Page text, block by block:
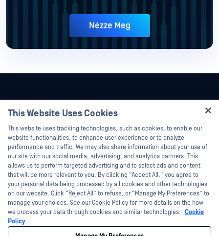
Nézze Meg
©2026 OPSWAT . Minden jog fenntartva. OPSWAT, MetaDefender, Metascan,
MetaAccess, az OPSWAT , Trust no File. Trust No Device., OPSWAT , Protecting the
World's Critical Infrastructure, Deep CDR™ Technology, InQuest, az InQuest logó,
DFI, RetroHunt, Deep File Inspection és Join the Hunt az OPSWAT védjegyei. A
harmadik felek védjegyei a megfelelő tulajdonosok tulajdonát képezik.
Adatvédelmi szabályzat Az Ön kaliforniai adatvédelmi választási
This Website Uses Cookies
This website uses tracking technologies, such as cookies, to enable our
website functionalities, to enhance user experience or to analyze
performance and traffic. We may also share information about your use of
our site with our social media, advertising, and analytics partners. This
allows us to perform targeted advertising and to select ads and content
that will be more relevant to you. By clicking “Accept All,” you agree to
your personal data being processed by all cookies and other technologies
on our website. Click “Reject All” to refuse, or “Manage My Preferences” to
manage your choices. See our Cookie Policy for more details on the how
we process your data through cookies and similar technologies: Cookie
Policy
Hey there!
I'm Ozzy, your OPSWAT virtual assistant.
How can I help you secure what's critical
today?